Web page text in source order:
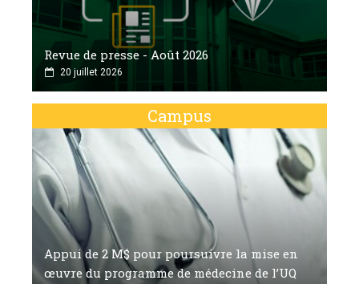
Revue de presse - Août 2026
20 juillet 2026
Campus
Appui de 2 M$ pour poursuivre la mise en
œuvre du programme de médecine de l’UQ